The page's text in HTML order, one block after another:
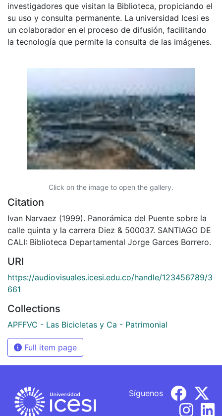
investigadores que visitan la Biblioteca, propiciando el
su uso y consulta permanente. La universidad Icesi es
un colaborador en el proceso de difusión, facilitando
la tecnología que permite la consulta de las imágenes.
Click on the image to open the gallery.
Citation
Ivan Narvaez (1999). Panorámica del Puente sobre la
calle quinta y la carrera Diez & 500037. SANTIAGO DE
CALI: Biblioteca Departamental Jorge Garces Borrero.
URI
https://audiovisuales.icesi.edu.co/handle/123456789/3
661
Collections
APFFVC - Las Bicicletas y Ca - Patrimonial
Full item page
Síguenos